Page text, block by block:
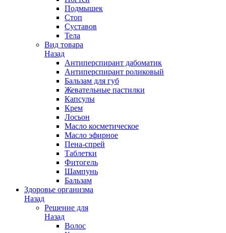
Подмышек
Стоп
Суставов
Тела
Вид товара
Назад
Антиперспирант дабоматик
Антиперспирант роликовый
Бальзам для губ
Жевательные пастилки
Капсулы
Крем
Лосьон
Масло косметическое
Масло эфирное
Пена-спрей
Таблетки
Фитогель
Шампунь
Бальзам
Здоровье организма
Назад
Решение для
Назад
Волос